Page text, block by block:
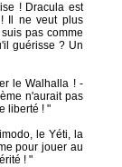
! Dracula est
Il ne veut plus
pas comme
guérisse ? Un
le Walhalla ! -
n'aurait pas
liberté ! "
le Yéti, la
pour jouer au
! "